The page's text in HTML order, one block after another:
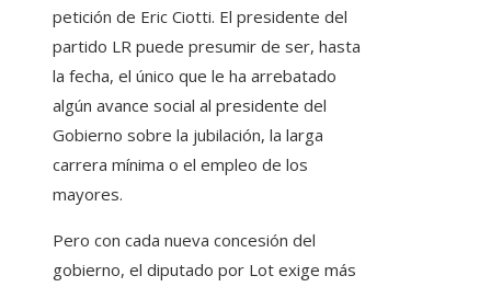
petición de Eric Ciotti. El presidente del
partido LR puede presumir de ser, hasta
la fecha, el único que le ha arrebatado
algún avance social al presidente del
Gobierno sobre la jubilación, la larga
carrera mínima o el empleo de los
mayores.
Pero con cada nueva concesión del
gobierno, el diputado por Lot exige más